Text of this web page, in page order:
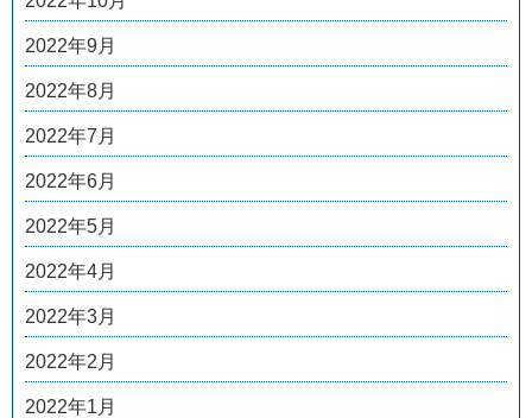
2022年9月
2022年8月
2022年7月
2022年6月
2022年5月
2022年4月
2022年3月
2022年2月
2022年1月